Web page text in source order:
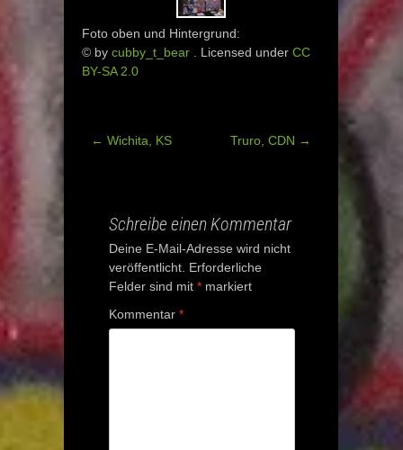
Foto oben und Hintergrund:
© by cubby_t_bear . Licensed under CC
BY-SA 2.0
Post
← Wichita, KS Truro, CDN →
Schreibe einen Kommentar
Deine E-Mail-Adresse wird nicht
veröffentlicht. Erforderliche
Felder sind mit * markiert
Kommentar *